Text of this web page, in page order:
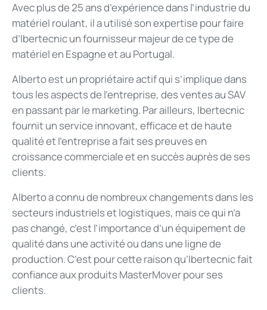
Avec plus de 25 ans d’expérience dans l’industrie du
matériel roulant, il a utilisé son expertise pour faire
d’Ibertecnic un fournisseur majeur de ce type de
matériel en Espagne et au Portugal.
Alberto est un propriétaire actif qui s’implique dans
tous les aspects de l’entreprise, des ventes au SAV
en passant par le marketing. Par ailleurs, Ibertecnic
fournit un service innovant, efficace et de haute
qualité et l’entreprise a fait ses preuves en
croissance commerciale et en succès auprès de ses
clients.
Alberto a connu de nombreux changements dans les
secteurs industriels et logistiques, mais ce qui n’a
pas changé, c’est l’importance d’un équipement de
qualité dans une activité ou dans une ligne de
production. C’est pour cette raison qu’Ibertecnic fait
confiance aux produits MasterMover pour ses
clients.